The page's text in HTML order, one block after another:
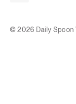
© 2026 Daily Spoon